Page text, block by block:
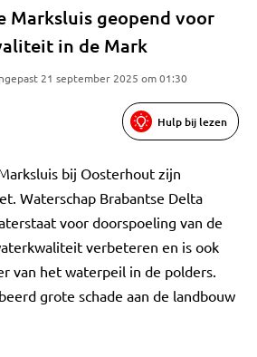
Marksluis geopend voor
in de Mark
21 september 2025 om 01:30
Hulp bij lezen
bij Oosterhout zijn
Waterschap Brabantse Delta
voor doorspoeling van de
verbeteren en is ook
van het waterpeil in de polders.
grote schade aan de landbouw